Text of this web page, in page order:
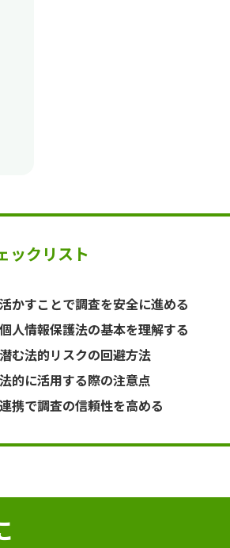
ックリスト
かすことで調査を安全に進める
人情報保護法の基本を理解する
む法的リスクの回避方法
的に活用する際の注意点
携で調査の信頼性を高める